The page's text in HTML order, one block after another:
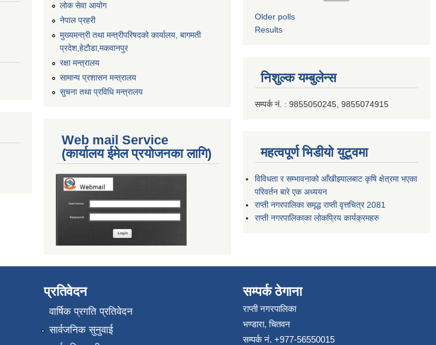
लोक सेवा आयोग
नेपाल प्रहरी
मुख्यमन्त्री तथा मन्त्रीपरिषदको कार्यालय, बागमती
प्रदेश,हेटाैडा,मकवानपुर
रक्षा मन्त्रालय
सामान्य प्रशासन मन्त्रालय
सुचना तथा प्रविधि मन्त्रालय
Web mail Service
(कार्यालय ईमेल प्रयोजनका लागि)
Older polls
Results
निशुल्क यम्बुलेन्स
सम्पर्क नं. : 9855050245, 9855074915
महत्वपूर्ण भिडीयो युटूवमा
विविधता र सम्भावनाको आँखीझ्यालबाट कृषि क्षेत्रमा भएका
परिवर्तन बारे एक अध्ययन
राप्ती नगरपालिका समृद्ध राप्ती वृत्तचित्र 2081
राप्ती नगरपालिकाका लोकप्रिय कार्यक्रमहरु
प्रतिवेदन
वार्षिक प्रगति प्रतिवेदन
सार्वजनिक सुनुवाई
सम्पर्क ठेगाना
राप्ती नगरपालिका
भण्डारा, चितवन
सम्पर्क नं. +977-56550015